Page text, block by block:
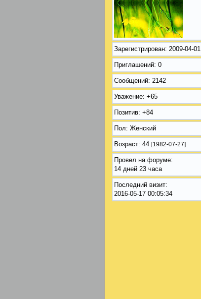
Зарегистрирован: 2009-04-01
Приглашений: 0
Сообщений: 2142
Уважение: +65
Позитив: +84
Пол: Женский
Возраст: 44 [1982-07-27]
Провел на форуме:
14 дней 23 часа
Последний визит:
2016-05-17 00:05:34